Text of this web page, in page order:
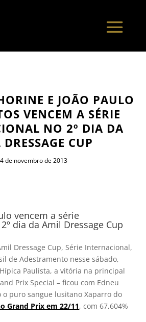
E JOÃO PAULO
VENCEM A SÉRIE
NO 2º DIA DA
CUP
de novembro de 2013
vencem a série
dia da Amil Dressage Cup
Dressage Cup, Série Internacional,
de Adestramento nesse sábado,
Paulista, a vitória na principal
Prix Special – ficou com Edneu
puro sangue lusitano Xaparro do
Grand Prix em 22/11, com 67,604%